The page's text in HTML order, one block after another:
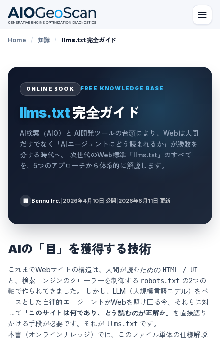
Home / 知識 / llms.txt 完全ガイド
ONLINE BOOK FREE KNOWLEDGE BASE
llms.txt完全ガイド
AI検索（AIO）と AI開発ツールの台頭により、Webは人間
だけでなく「AIエージェントにどう読まれるか」が勝敗を
分ける時代へ。 次世代のWeb標準「llms.txt」のすべて
を、5つのアプローチから体系的に解説します。
🏢 Bennu Inc. 2026年4月10日 公開 2026年6月11日 更新
AIの「目」を獲得する技術
これまでWebサイトの構造は、人間が読むための HTML / UI
と、検索エンジンのクローラーを制御する robots.txt の2つの
軸で作られてきました。 しかし、LLM（大規模言語モデル）をベ
ースとした自律的エージェントがWebを駆け回る今、それらに対
して
「このサイトは何であり、どう読むのが正解か」 を直接語り
かける手段が必要です。それが llms.txt です。
本書（オンラインナレッジ）では、このファイル単体の仕様解説